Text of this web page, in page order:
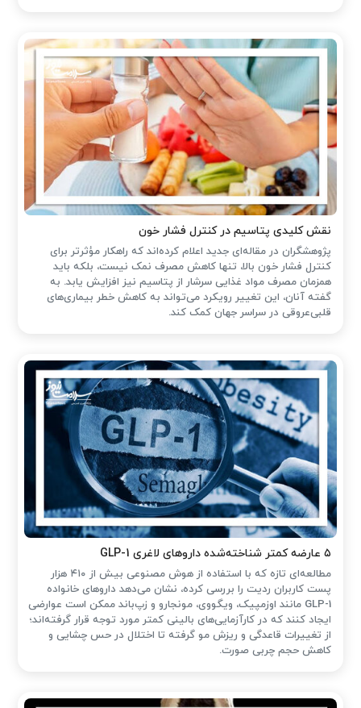
نقش کلیدی پتاسیم در کنترل فشار خون
پژوهشگران در مقاله‌ای جدید اعلام کرده‌اند که راهکار مؤثرتر برای
کنترل فشار خون بالا، تنها کاهش مصرف نمک نیست، بلکه باید
همزمان مصرف مواد غذایی سرشار از پتاسیم نیز افزایش یابد. به
گفته آنان، این تغییر رویکرد می‌تواند به کاهش خطر بیماری‌های
قلبی‌عروقی در سراسر جهان کمک کند.
۵ عارضه کمتر شناخته‌شده داروهای لاغری GLP-1
مطالعه‌ای تازه که با استفاده از هوش مصنوعی بیش از ۴۱۰ هزار
پست کاربران ردیت را بررسی کرده، نشان می‌دهد داروهای خانواده
GLP-1 مانند اوزمپیک، ویگووی، مونجارو و زپ‌باند ممکن است عوارضی
ایجاد کنند که در کارآزمایی‌های بالینی کمتر مورد توجه قرار گرفته‌اند؛
از تغییرات قاعدگی و ریزش مو گرفته تا اختلال در حس چشایی و
کاهش حجم چربی صورت.